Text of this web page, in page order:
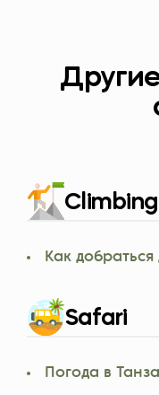
Climbing
Как
Safari
Погода в